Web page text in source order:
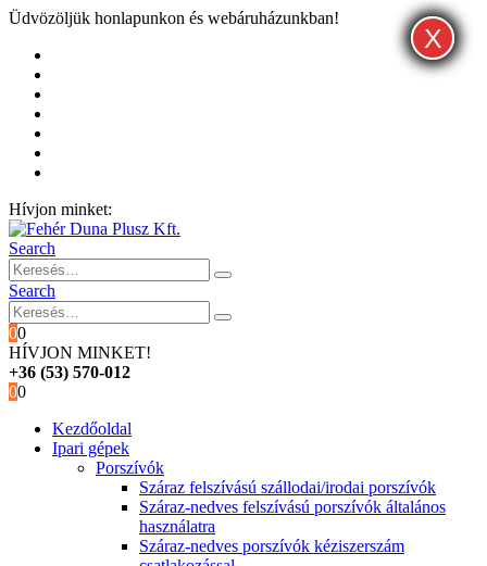
Üdvözöljük honlapunkon és webáruházunkban!
Hívjon minket:
Search
Search
00
HÍVJON MINKET!
+36 (53) 570-012
00
Kezdőoldal
Ipari gépek
Porszívók
Száraz felszívású szállodai/irodai porszívók
Száraz-nedves felszívású porszívók általános
használatra
Száraz-nedves porszívók kéziszerszám
X
X
X